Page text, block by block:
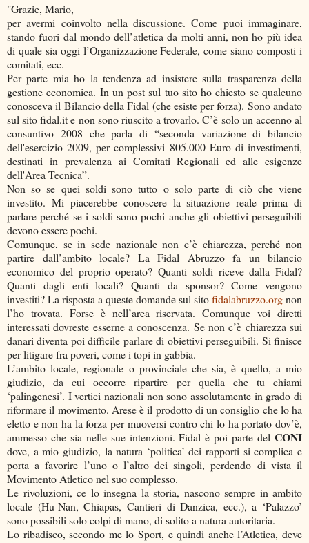
"Grazie, Mario,
per avermi coinvolto nella discussione. Come puoi immaginare,
stando fuori dal mondo dell’atletica da molti anni, non ho più idea
di quale sia oggi l’Organizzazione Federale, come siano composti i
comitati, ecc.
Per parte mia ho la tendenza ad insistere sulla trasparenza della
gestione economica. In un post sul tuo sito ho chiesto se qualcuno
conosceva il Bilancio della Fidal (che esiste per forza). Sono andato
sul sito fidal.it e non sono riuscito a trovarlo. C’è solo un accenno al
consuntivo 2008 che parla di “seconda variazione di bilancio
dell'esercizio 2009, per complessivi 805.000 Euro di investimenti,
destinati in prevalenza ai Comitati Regionali ed alle esigenze
dell'Area Tecnica”.
Non so se quei soldi sono tutto o solo parte di ciò che viene
investito. Mi piacerebbe conoscere la situazione reale prima di
parlare perché se i soldi sono pochi anche gli obiettivi perseguibili
devono essere pochi.
Comunque, se in sede nazionale non c’è chiarezza, perché non
partire dall’ambito locale? La Fidal Abruzzo fa un bilancio
economico del proprio operato? Quanti soldi riceve dalla Fidal?
Quanti dagli enti locali? Quanti da sponsor? Come vengono
investiti? La risposta a queste domande sul sitofidalabruzzo.orgnon
l’ho trovata. Forse è nell’area riservata. Comunque voi diretti
interessati dovreste esserne a conoscenza. Se non c’è chiarezza sui
danari diventa poi difficile parlare di obiettivi perseguibili. Si finisce
per litigare fra poveri, come i topi in gabbia.
L’ambito locale, regionale o provinciale che sia, è quello, a mio
giudizio, da cui occorre ripartire per quella che tu chiami
‘palingenesi’. I vertici nazionali non sono assolutamente in grado di
riformare il movimento. Arese è il prodotto di un consiglio che lo ha
eletto e non ha la forza per muoversi contro chi lo ha portato dov’è,
ammesso che sia nelle sue intenzioni. Fidal è poi parte del CONI
dove, a mio giudizio, la natura ‘politica’ dei rapporti si complica e
porta a favorire l’uno o l’altro dei singoli, perdendo di vista il
Movimento Atletico nel suo complesso.
Le rivoluzioni, ce lo insegna la storia, nascono sempre in ambito
locale (Hu-Nan, Chiapas, Cantieri di Danzica, ecc.), a ‘Palazzo’
sono possibili solo colpi di mano, di solito a natura autoritaria.
Lo ribadisco, secondo me lo Sport, e quindi anche l’Atletica, deve